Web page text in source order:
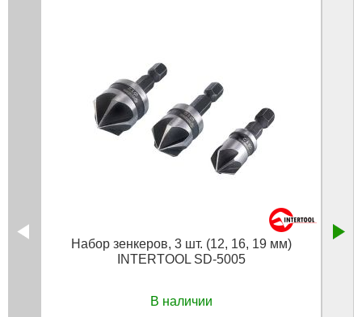
Набор зенкеров, 3 шт. (12, 16, 19 мм)
INTERTOOL SD-5005
В наличии